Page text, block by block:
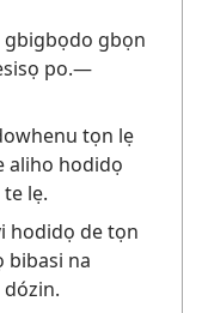
gbigbọdo gbọn
po.—
tọn lẹ
aliho hodidọ
lẹ.
hodidọ de tọn
bibasi na